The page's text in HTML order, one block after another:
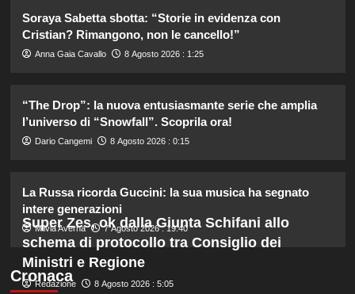
2
sorella in Costa Smeralda: momenti
da ricordare insieme.
3
Phillips: l’eleganza estiva che non
dimenticherò mai.
4
Danilo D’Angelo: “Dopo Francesca,
Elisabetta Gregoraci e la sorella
Marzia: vacanza da sogno in
Soraya Sabetta sbotta: “Storie in evidenza con
Cristian? Rimangono, non le cancello!”
Anna Gaia Cavallo 8 Agosto 2026 : 1:25
“The Drop”: la nuova entusiasmante serie che amplia
l’universo di “Snowfall”. Scoprila ora!
Dario Cangemi 8 Agosto 2026 : 0:15
La Russa ricorda Guccini: la sua musica ha segnato
intere generazioni
Milvia Averna 7 Agosto 2026 : 19:40
Cronaca
Super Zes, ok dalla Giunta Schifani allo
schema di protocollo tra Consiglio dei
Ministri e Regione
Redazione 8 Agosto 2026 : 5:05